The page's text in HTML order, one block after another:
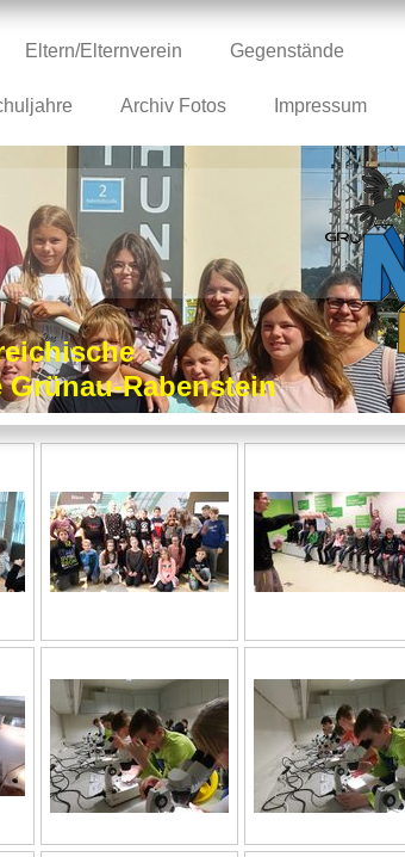
Eltern/Elternverein Gegenstände
Archiv Fotos Impressum
Grünau-Rabenstein